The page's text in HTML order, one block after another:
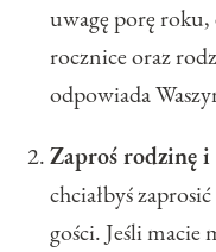
uwagę porę
rocznice oraz
odpowiada
Zaproś rodzinę i
chciałbyś
gości. Jeśli macie